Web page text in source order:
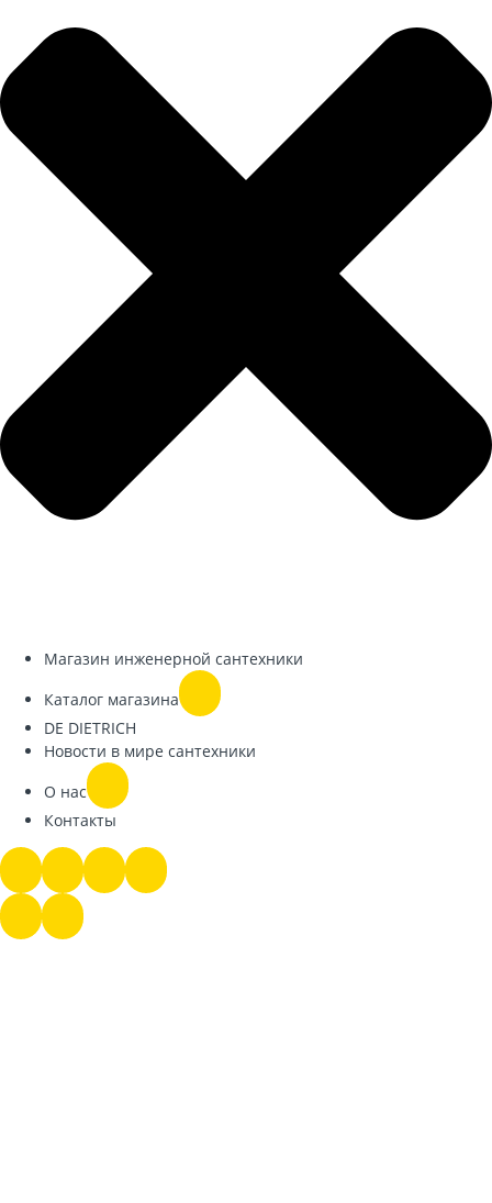
Магазин инженерной сантехники
Каталог магазина
DE DIETRICH
Новости в мире сантехники
О нас
Контакты